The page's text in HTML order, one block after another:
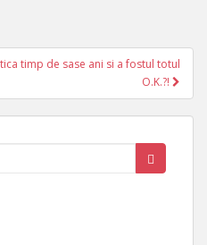
timp de sase ani si a fostul totul
O.K.?!